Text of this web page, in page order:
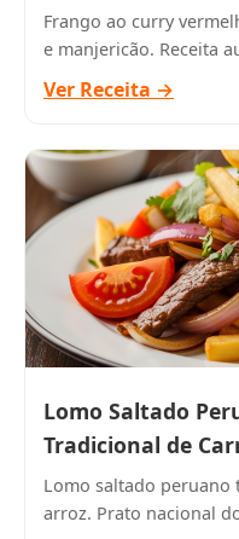
Frango ao curry
e manjericão. Receita
Ver Receita →
Lomo Saltado
Tradicional de
Lomo saltado peruano
arroz. Prato nacional